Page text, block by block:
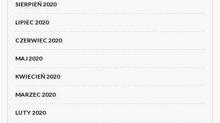
SIERPIEŃ 2020
LIPIEC 2020
CZERWIEC 2020
MAJ 2020
KWIECIEŃ 2020
MARZEC 2020
LUTY 2020